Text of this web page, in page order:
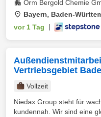
Orm Bergold Chemie
Bayern, Baden-
vor 1 Tag
Vertriebsgebiet
Vollzeit
Niedax Group steht für
kundennah. Wir sind eine